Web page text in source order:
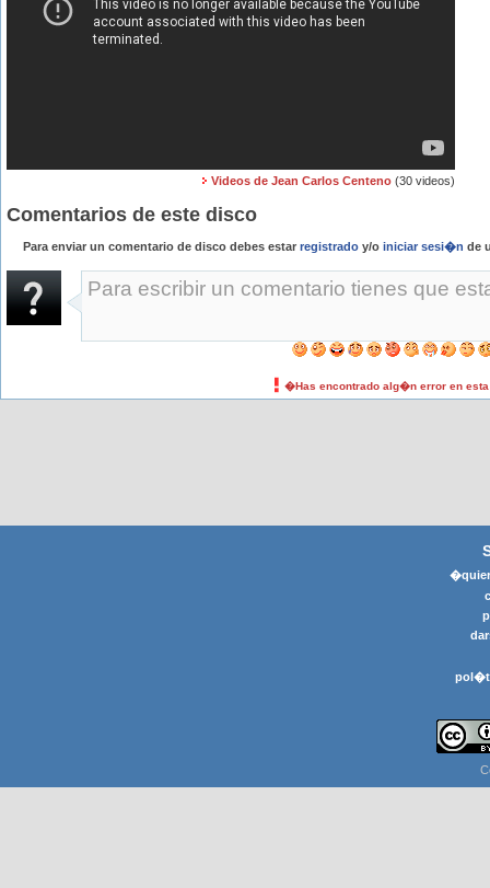
Videos de Jean Carlos Centeno (30 videos)
Comentarios de este disco
Para enviar un comentario de disco debes estar registrado y/o iniciar sesi�n de
�Has encontrado alg�n error en